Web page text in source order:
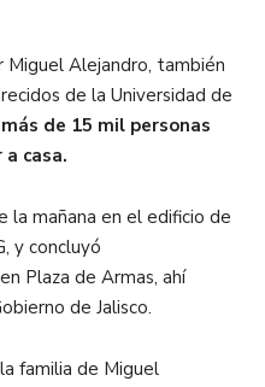
Miguel Alejandro, también
de la Universidad de
de 15 mil personas
casa.
la mañana en el edificio de
y concluyó
Plaza de Armas, ahí
de Jalisco.
familia de Miguel